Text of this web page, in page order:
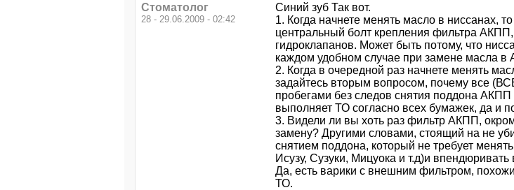
Стоматолог
28 - 29.06.2009 - 02:42
Синий зуб Так вот.
1. Когда начнете менять масло в ниссанах,
центральный болт крепления фильтра АКПП,
гидроклапанов. Может быть потому, что
каждом удобном случае при замене масла
2. Когда в очередной раз начнете менять
задайтесь вторым вопросом, почему все
пробегами без следов снятия поддона
выполняет ТО согласно всех бумажек, да и
3. Видели ли вы хоть раз фильтр АКПП,
замену? Другими словами, стоящий на не
снятием поддона, который не требует
Исузу, Сузуки, Мицуока и т.д)и
Да, есть варики с внешним фильтром,
ТО.